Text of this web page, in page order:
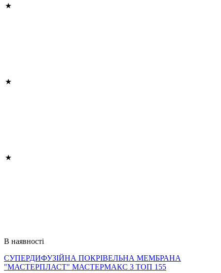
В наявності
СУПЕРДИФУЗІЙНА ПОКРІВЕЛЬНА МЕМБРАНА
"МАСТЕРПЛАСТ" МАСТЕРМАКС 3 ТОП 155